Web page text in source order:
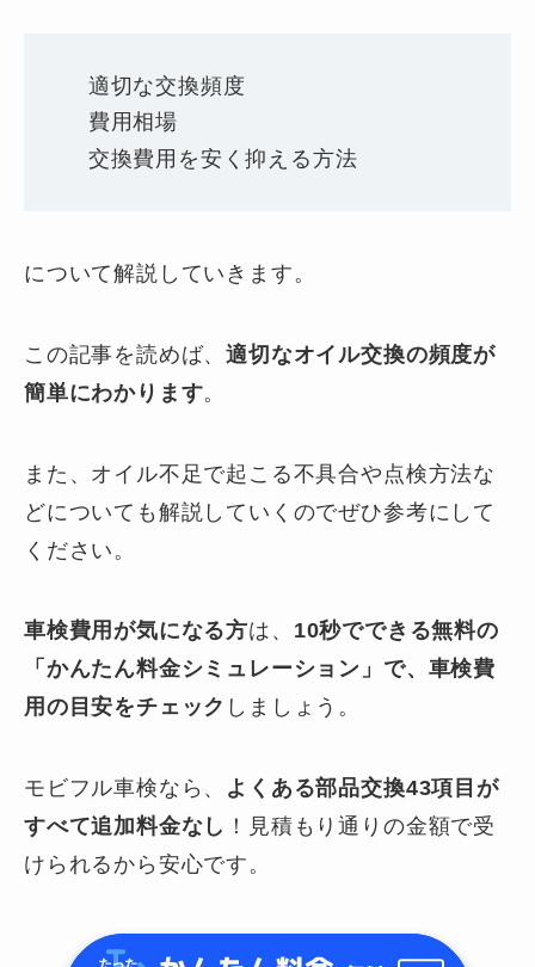
適切な交換頻度
費用相場
交換費用を安く抑える方法
について解説していきます。
この記事を読めば、適切なオイル交換の頻度が
簡単にわかります。
また、オイル不足で起こる不具合や点検方法な
どについても解説していくのでぜひ参考にして
ください。
車検費用が気になる方は、 10秒でできる無料の
「かんたん料金シミュレーション」で、車検費
用の目安をチェック しましょう。
モビフル車検なら、 よくある部品交換43項目が
すべて追加料金なし ！見積もり通りの金額で受
けられるから安心です。